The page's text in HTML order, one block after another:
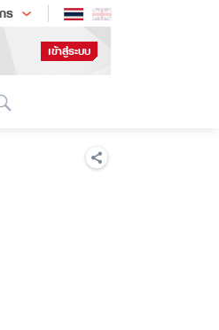
ร
ลยี
เข้าสู่ระบบ